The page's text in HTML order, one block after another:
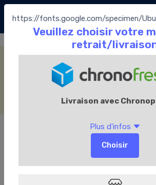
https://fonts.google.com/specimen/Ubuntu
Infusion & Rooibos
La Boutique